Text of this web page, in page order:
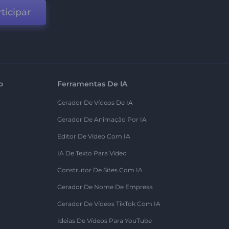
Ferramentas De IA
Gerador De Vídeos De IA
Gerador De Animação Por IA
Editor De Vídeo Com IA
IA De Texto Para Vídeo
Construtor De Sites Com IA
Gerador De Nome De Empresa
Gerador De Vídeos TikTok Com IA
Ideias De Vídeos Para YouTube